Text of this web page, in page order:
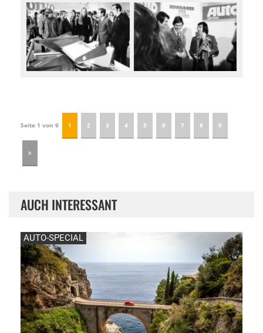
Seite 1 von 9 1 2 3 4 5 6 7 8 9
AUCH INTERESSANT
AUTO-SPECIAL